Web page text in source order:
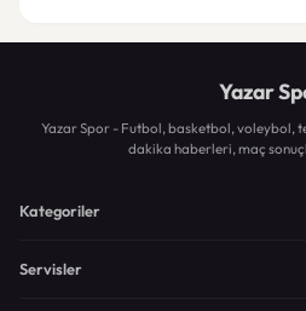
Yazar
Yazar Spor - Futbol, basketbol, voleybol,
dakika haberleri, maç
Kategoriler
Servisler